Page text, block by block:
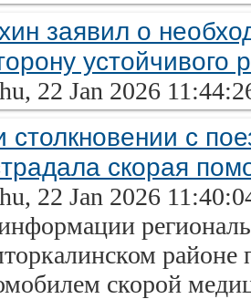
заявил о
устойчивого
22 Jan 2026
столкновении с
скорая
22 Jan 2026
районе
скорой